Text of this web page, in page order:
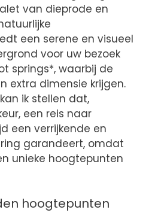
van dieprode en
een serene en visueel
voor uw bezoek
springs*, waarbij de
extra dimensie krijgen.
ik stellen dat,
een reis naar
een verrijkende en
garandeert, omdat
unieke hoogtepunten
hoogtepunten